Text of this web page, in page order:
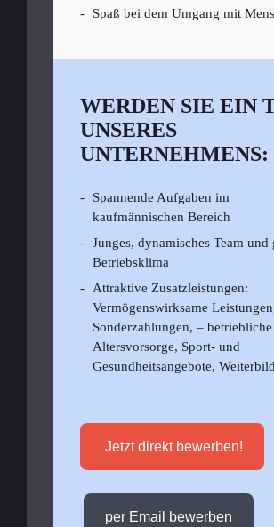
Spaß bei dem Umgang mit
WERDEN SIE EIN
UNSERES
UNTERNEHMENS:
Spannende Aufgaben im
kaufmännischen Bereich
Junges, dynamisches Team und
Betriebsklima
Attraktive Zusatzleistungen:
Vermögenswirksame
Sonderzahlungen, – betriebliche
Altersvorsorge, Sport- und
Gesundheitsangebote,
Jetzt direkt bewerben!
per Email bewerben